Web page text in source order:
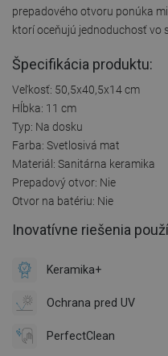
prepadového otvoru ponúka
ktorí oceňujú jednoduchosť vo
Špecifikácia produktu:
Veľkosť: 50,5x40,5x14 cm
Hĺbka: 11 cm
Typ: Na dosku
Farba: Svetlosivá mat
Materiál: Sanitárna keramika
Prepadový otvor: Nie
Otvor na batériu: Nie
Inovatívne riešenia
Keramika+
Ochrana pred UV
PerfectClean